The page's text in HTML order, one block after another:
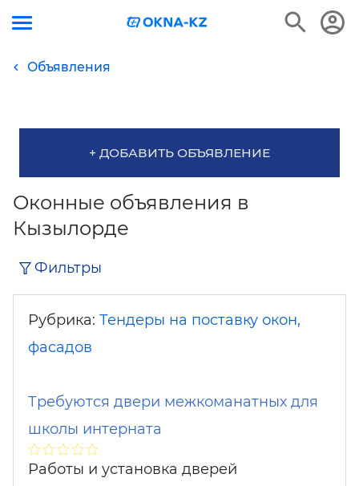
Объявления
+ ДОБАВИТЬ ОБЪЯВЛЕНИЕ
Оконные объявления в
Кызылорде
Фильтры
Рубрика: Тендеры на поставку окон,
фасадов
Требуются двери межкоманатных для
школы интерната
Работы и установка дверей